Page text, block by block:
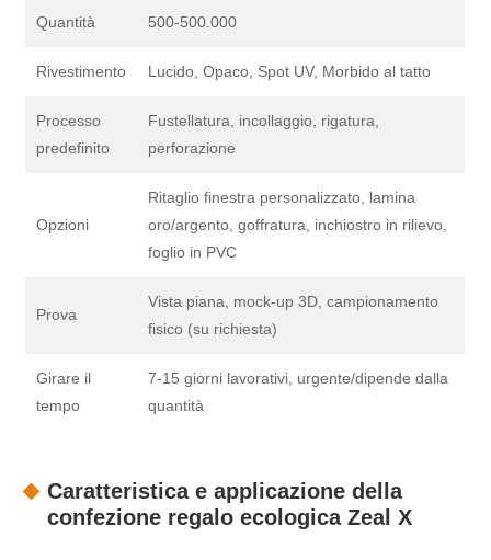
Quantità 500-500.000
Rivestimento Lucido, Opaco, Spot UV, Morbido al tatto
Processo
predefinito
Fustellatura, incollaggio, rigatura,
perforazione
Opzioni
Ritaglio finestra personalizzato, lamina
oro/argento, goffratura, inchiostro in rilievo,
foglio in PVC
Prova
Vista piana, mock-up 3D, campionamento
fisico (su richiesta)
Girare il
tempo
7-15 giorni lavorativi, urgente/dipende dalla
quantità
Caratteristica e applicazione della
confezione regalo ecologica Zeal X